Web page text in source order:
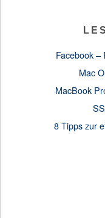
Facebook –
Mac
MacBook
8 Tipps zur